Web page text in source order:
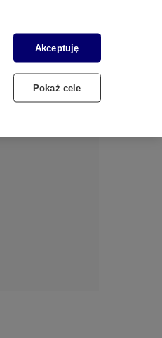
Dzień dobry!
ZALOGUJ SIĘ
Akceptuję
Pokaż cele